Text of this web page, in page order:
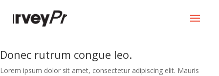
Donec rutrum congue leo.
Lorem ipsum dolor sit amet, consectetur adipiscing elit. Mauris